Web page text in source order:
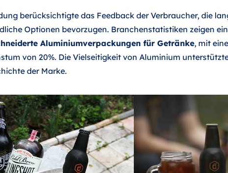
berücksichtigte das Feedback der Verbraucher, die
Optionen bevorzugen. Branchenstatistiken zeigen
Aluminiumverpackungen für Getränke, mit
von 20%. Die Vielseitigkeit von Aluminium
der Marke.